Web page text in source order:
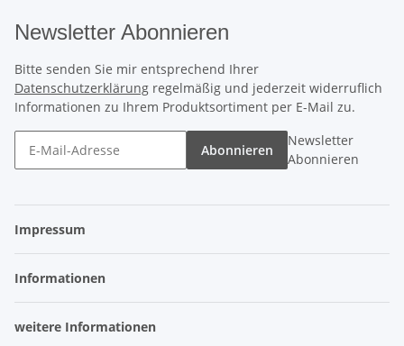
Newsletter Abonnieren
Bitte senden Sie mir entsprechend Ihrer
Datenschutzerklärung regelmäßig und jederzeit widerruflich
Informationen zu Ihrem Produktsortiment per E-Mail zu.
Abonnieren
Newsletter
Abonnieren
Impressum
Informationen
weitere Informationen